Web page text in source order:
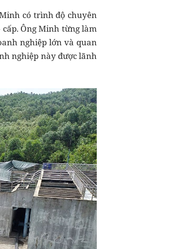
có trình độ chuyên
Ông Minh từng làm
nghiệp lớn và quan
nghiệp này được lãnh